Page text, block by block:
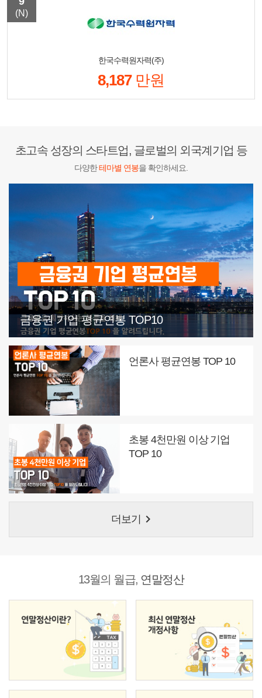
한국수력원자력(주)
8,187만원
(N)
초고속 성장의 스타트업, 글로벌의 외국계기업 등
다양한테마별 연봉을 확인하세요.
금융권 기업 평균연봉 TOP10
언론사 평균연봉 TOP 10
초봉 4천만원 이상 기업
TOP 10
더보기 keyboard_arrow_right
13월의 월급, 연말정산